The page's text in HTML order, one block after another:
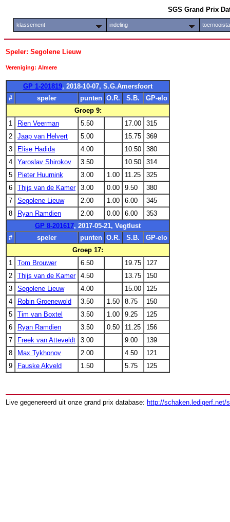
SGS Grand Prix
klassement indeling
Speler: Segolene Lieuw
Vereniging: Almere
GP 1-201819, 2018-10-07, S.G.Amersfoort
#
speler punten O.R. S.B.
GP-elo
Groep 9:
1
Rien Veerman 5.50 17.00
315
2
Jaap van Helvert 5.00 15.75
369
3
Elise Hadida 4.00 10.50
380
4
Yaroslav Shirokov 3.50 10.50
314
5
Pieter Huurnink 3.00 1.00 11.25
325
6
Thijs van de Kamer 3.00 0.00 9.50
380
7
Segolene Lieuw 2.00 1.00 6.00
345
8
Ryan Ramdien 2.00 0.00 6.00
353
GP 8-201617, 2017-05-21, Vegtlust
#
speler punten O.R. S.B.
GP-elo
Groep 17:
1
Tom Brouwer 6.50 19.75
127
2
Thijs van de Kamer 4.50 13.75
150
3
Segolene Lieuw 4.00 15.00
125
4
Robin Groenewold 3.50 1.50 8.75
150
5
Tim van Boxtel 3.50 1.00 9.25
125
6
Ryan Ramdien 3.50 0.50 11.25
156
7
Freek van Atteveldt 3.00 9.00
139
8
Max Tykhonov 2.00 4.50
121
9
Fauske Akveld 1.50 5.75 125
Live gegenereerd uit onze grand prix database: http://schaken.ledigerf.net/